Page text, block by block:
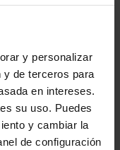
y personalizar
y de terceros para
en intereses.
su uso. Puedes
y cambiar la
de configuración
Desde307€/mes
24h